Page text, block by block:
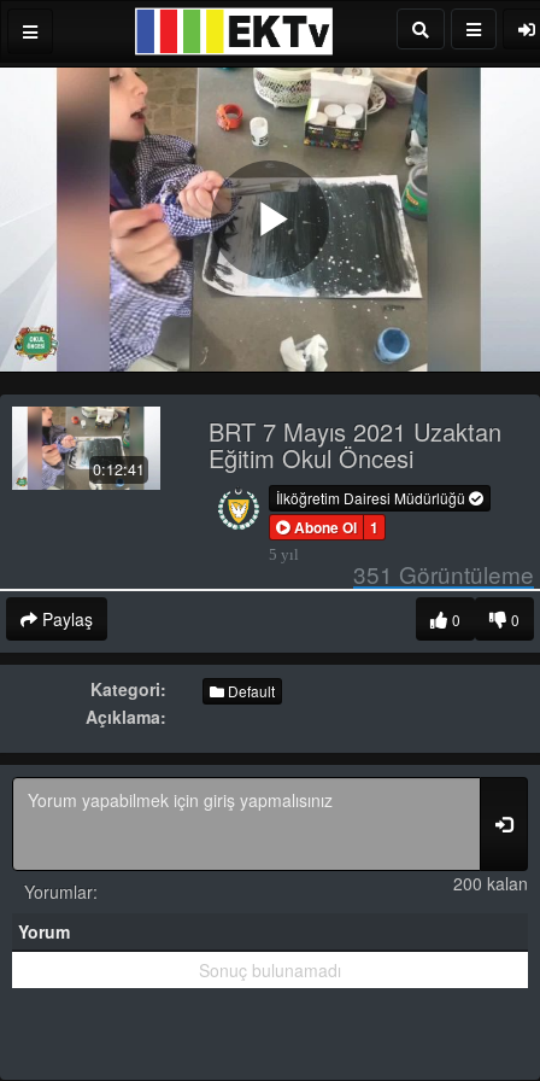
Play
Video
0:12:41
BRT 7 Mayıs 2021 Uzaktan
Eğitim Okul Öncesi
İlköğretim Dairesi Müdürlüğü
Abone Ol 1
5 yıl
351 Görüntüleme
Paylaş 0
0
Kategori: Default
Açıklama:
200 kalan
Yorumlar:
Yorum
Sonuç bulunamadı